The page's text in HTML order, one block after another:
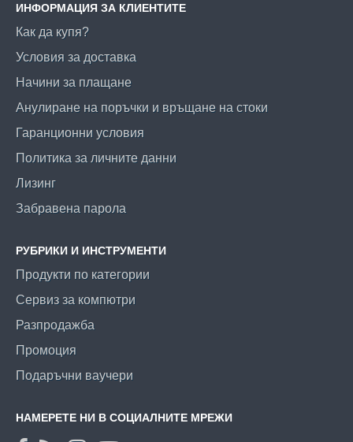
ИНФОРМАЦИЯ ЗА КЛИЕНТИТЕ
Как да купя?
Условия за доставка
Начини за плащане
Анулиране на поръчки и връщане на стоки
Гаранционни условия
Политика за личните данни
Лизинг
Забравена парола
РУБРИКИ И ИНСТРУМЕНТИ
Продукти по категории
Сервиз за компютри
Разпродажба
Промоция
Подаръчни ваучери
НАМЕРЕТЕ НИ В СОЦИАЛНИТЕ МРЕЖИ